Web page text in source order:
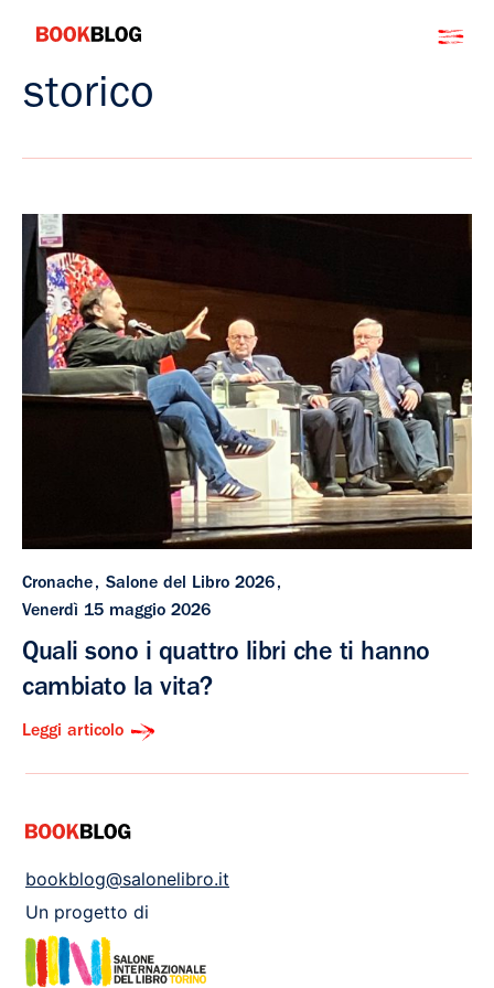
contenuto
Bookblog
storico
Cronache
Salone del Libro 2026
Venerdì 15 maggio 2026
Quali sono i quattro libri che ti hanno
cambiato la vita?
Leggi articolo
bookblog@salonelibro.it
Un progetto di